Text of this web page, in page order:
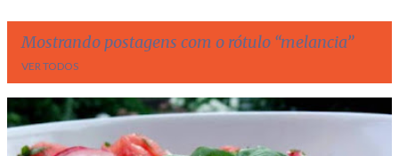
Mostrando postagens com o rótulo melancia
VER TODOS
P